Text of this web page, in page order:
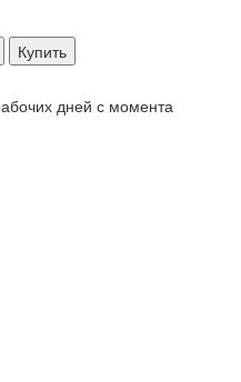
Купить
дней с момента